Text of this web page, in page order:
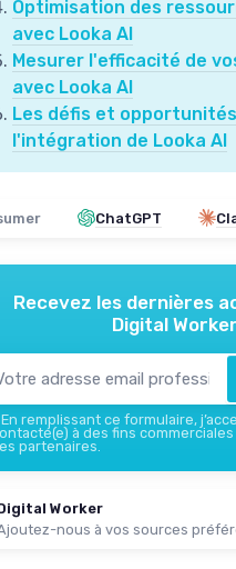
Optimisation des
avec Looka AI
Mesurer l'efficacité de
avec Looka AI
Les défis et
l'intégration de Looka AI
ChatGPT
Recevez les dernières
Digital Worker
En remplissant ce formulaire,
à des fins
partenaires.
Worker
nous à vos sources